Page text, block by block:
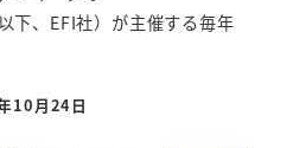
下、EFI社）が主催する毎年
10月24日